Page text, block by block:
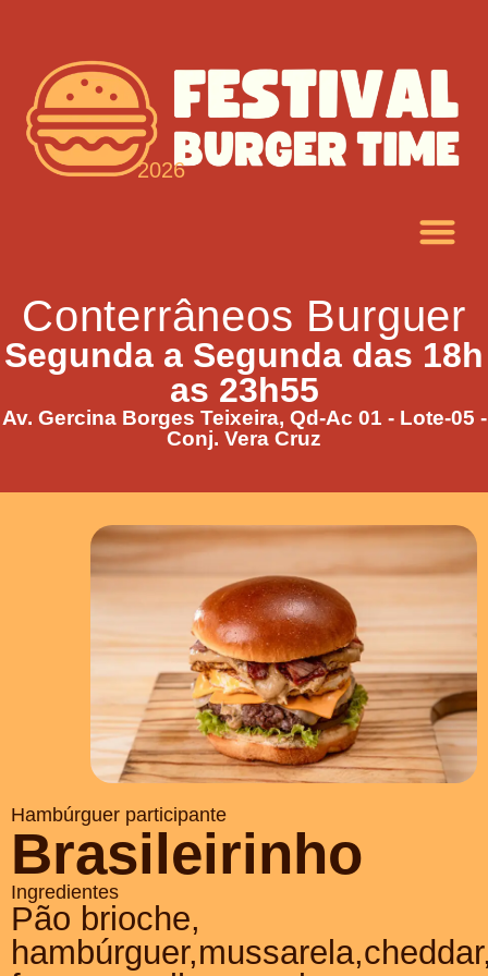
2026
Conterrâneos Burguer
Segunda a Segunda das 18h
as 23h55
Av. Gercina Borges Teixeira, Qd-Ac 01 - Lote-05 -
Conj. Vera Cruz
Hambúrguer participante
Brasileirinho
Ingredientes
Pão brioche,